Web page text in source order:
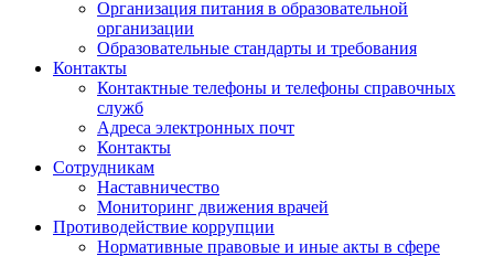
Организация питания в образовательной
организации
Образовательные стандарты и требования
Контакты
Контактные телефоны и телефоны справочных
служб
Адреса электронных почт
Контакты
Сотрудникам
Наставничество
Мониторинг движения врачей
Противодействие коррупции
Нормативные правовые и иные акты в сфере